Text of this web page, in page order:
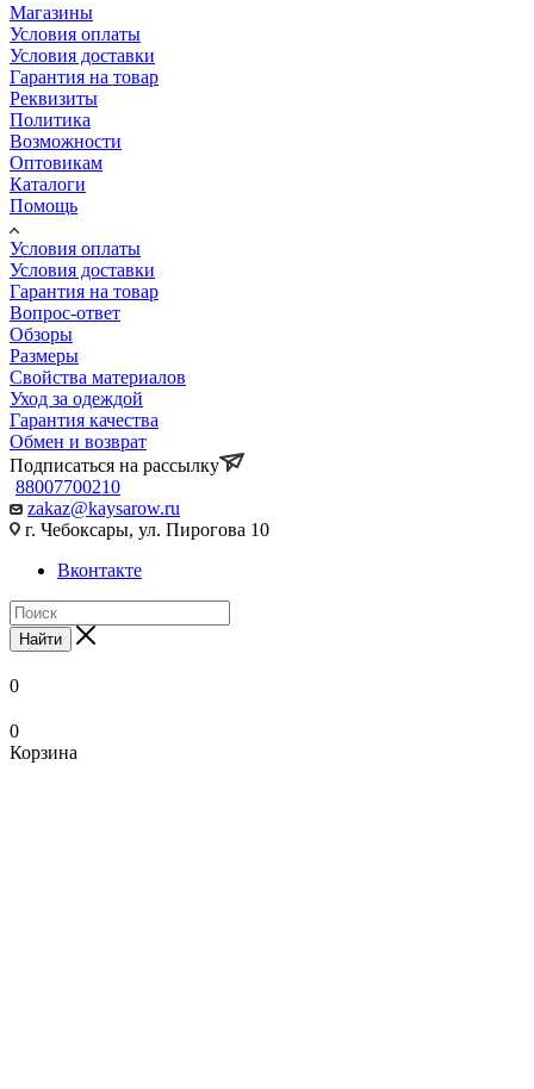
Магазины
Условия оплаты
Условия доставки
Гарантия на товар
Реквизиты
Политика
Возможности
Оптовикам
Каталоги
Помощь
Условия оплаты
Условия доставки
Гарантия на товар
Вопрос-ответ
Обзоры
Размеры
Свойства материалов
Уход за одеждой
Гарантия качества
Обмен и возврат
Подписаться на рассылку
88007700210
zakaz@kaysarow.ru
г. Чебоксары, ул. Пирогова 10
Вконтакте
Найти
0
0
Корзина